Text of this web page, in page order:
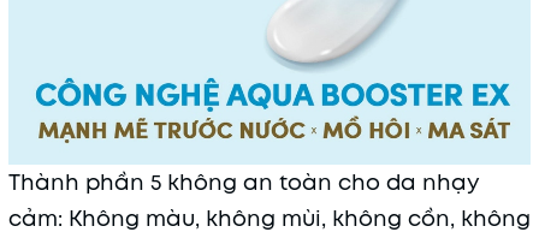
Thành phần 5 không an toàn cho da nhạy
cảm: Không màu, không mùi, không cồn, không